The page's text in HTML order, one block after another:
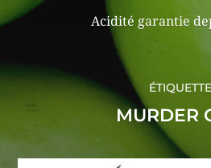
Acidité garantie
ÉTIQUETTE
MURDER